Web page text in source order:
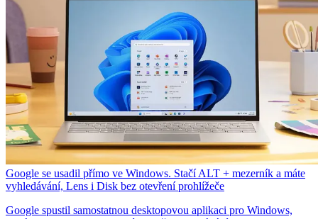
Google se usadil přímo ve Windows. Stačí ALT + mezerník a máte
vyhledávání, Lens i Disk bez otevření prohlížeče
Google spustil samostatnou desktopovou aplikaci pro Windows,